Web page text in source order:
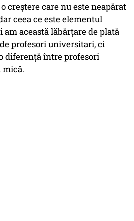
creștere care nu este neapărat
ceea ce este elementul
am această lăbărțare de plată
profesori universitari, ci
diferență între profesori